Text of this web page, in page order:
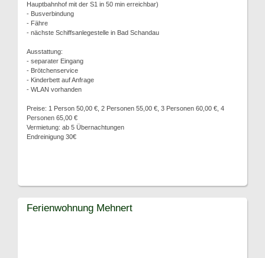
Hauptbahnhof mit der S1 in 50 min erreichbar)
- Busverbindung
- Fähre
- nächste Schiffsanlegestelle in Bad Schandau
Ausstattung:
- separater Eingang
- Brötchenservice
- Kinderbett auf Anfrage
- WLAN vorhanden
Preise: 1 Person 50,00 €, 2 Personen 55,00 €, 3 Personen 60,00 €, 4
Personen 65,00 €
Vermietung: ab 5 Übernachtungen
Endreinigung 30€
Ferienwohnung Mehnert